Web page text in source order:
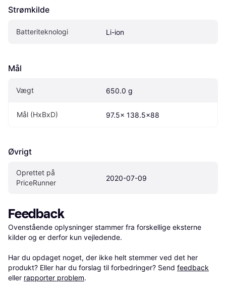
Strømkilde
Batteriteknologi Li-ion
Mål
Vægt 650.0 g
Mål (HxBxD) 97.5x 138.5x88
Øvrigt
Oprettet på
PriceRunner
2020-07-09
Feedback
Ovenstående oplysninger stammer fra forskellige eksterne
kilder og er derfor kun vejledende.
Har du opdaget noget, der ikke helt stemmer ved det her
produkt? Eller har du forslag til forbedringer? Send feedback
eller rapporter problem.